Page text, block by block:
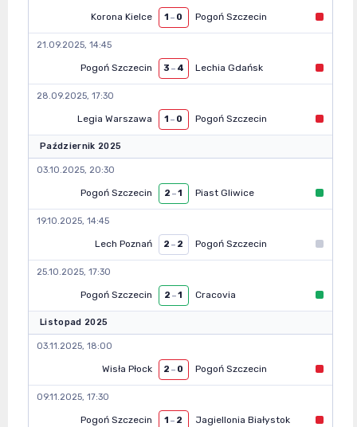
Korona Kielce 1 – 0 Pogoń Szczecin
21.09.2025, 14:45
Pogoń Szczecin 3 – 4 Lechia Gdańsk
28.09.2025, 17:30
Legia Warszawa 1 – 0 Pogoń Szczecin
Październik 2025
03.10.2025, 20:30
Pogoń Szczecin 2 –1 Piast Gliwice
19.10.2025, 14:45
Lech Poznań 2 – 2 Pogoń Szczecin
25.10.2025, 17:30
Pogoń Szczecin 2 –1 Cracovia
Listopad 2025
03.11.2025, 18:00
Wisła Płock 2 – 0 Pogoń Szczecin
09.11.2025, 17:30
Pogoń Szczecin 1 – 2 Jagiellonia Białystok